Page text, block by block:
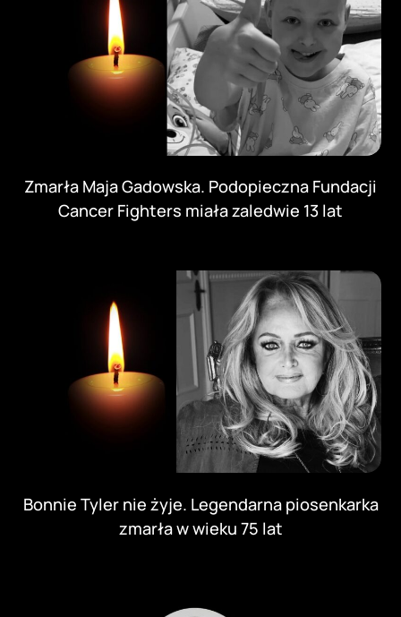
Zmarła Maja Gadowska. Podopieczna Fundacji
Cancer Fighters miała zaledwie 13 lat
Bonnie Tyler nie żyje. Legendarna piosenkarka
zmarła w wieku 75 lat